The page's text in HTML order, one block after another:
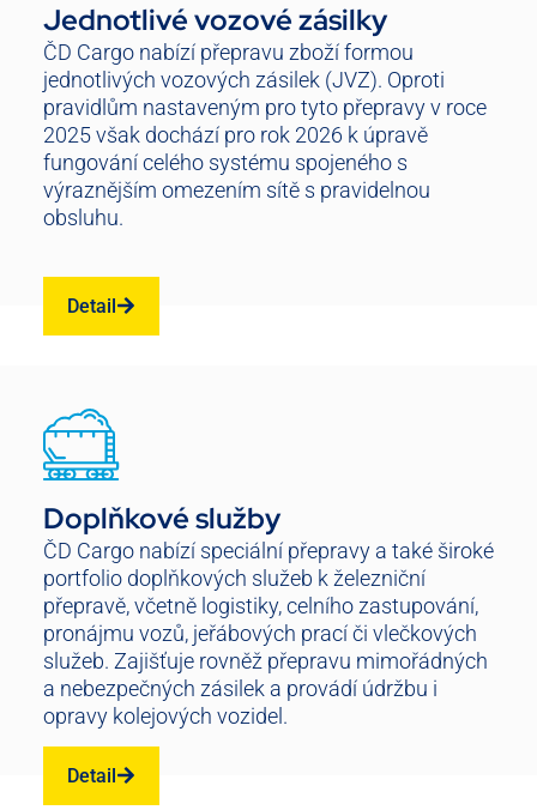
Jednotlivé vozové zásilky
ČD Cargo nabízí přepravu zboží formou
jednotlivých vozových zásilek (JVZ). Oproti
pravidlům nastaveným pro tyto přepravy v roce
2025 však dochází pro rok 2026 k úpravě
fungování celého systému spojeného s
výraznějším omezením sítě s pravidelnou
obsluhu.
Detail
Doplňkové služby
ČD Cargo nabízí speciální přepravy a také široké
portfolio doplňkových služeb k železniční
přepravě, včetně logistiky, celního zastupování,
pronájmu vozů, jeřábových prací či vlečkových
služeb. Zajišťuje rovněž přepravu mimořádných
a nebezpečných zásilek a provádí údržbu i
opravy kolejových vozidel.
Detail